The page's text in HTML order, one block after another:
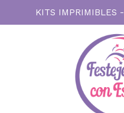
KITS IMPRIMIBLES